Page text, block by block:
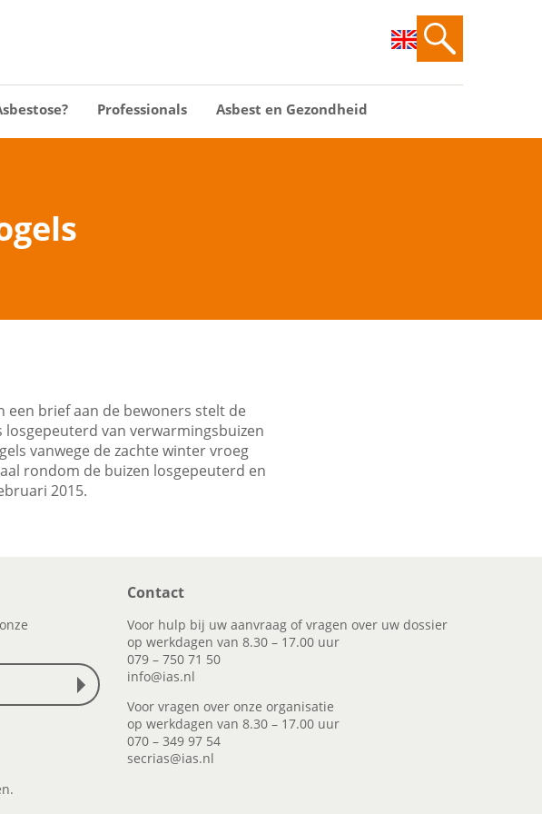
Professionals Asbest en Gezondheid
een brief aan de bewoners stelt de
losgepeuterd van verwarmingsbuizen
vanwege de zachte winter vroeg
rondom de buizen losgepeuterd en
2015.
Contact
Voor hulp bij uw aanvraag of vragen over uw dossier
op werkdagen van 8.30 – 17.00 uur
079 – 750 71 50
info@ias.nl
Voor vragen over onze organisatie
op werkdagen van 8.30 – 17.00 uur
070 – 349 97 54
secrias@ias.nl